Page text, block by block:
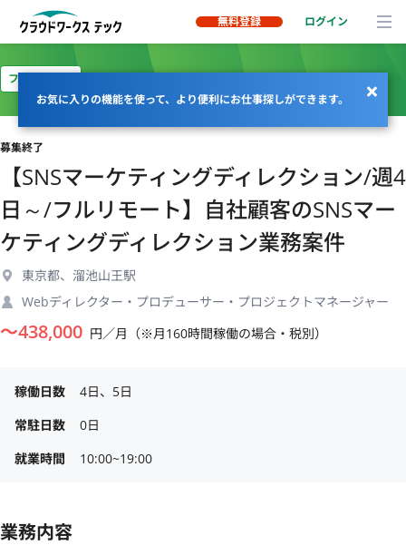
無料登録 ログイン
お気に入りの機能を使って、より便利にお仕事探しができます。
フルリモート
募集終了
【SNSマーケティングディレクション/週4
日～/フルリモート】自社顧客のSNSマー
ケティングディレクション業務案件
東京都、溜池山王駅
Webディレクター・プロデューサー・プロジェクトマネージャー
〜438,000 円／月（※月160時間稼働の場合・税別）
稼働日数
4日、5日
常駐日数
0日
就業時間
10:00~19:00
業務内容